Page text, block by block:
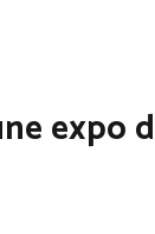
expo